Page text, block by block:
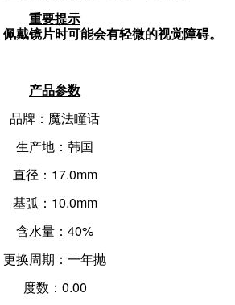
重要提示
戴镜片时可能会有轻微的视觉障碍。
产品参数
品牌：魔法瞳话
生产地：韩国
直径：17.0mm
基弧：10.0mm
含水量：40%
更换周期：一年抛
度数：0.00